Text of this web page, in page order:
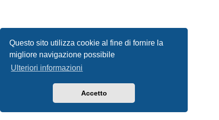
Questo sito utilizza cookie al fine di fornire la
migliore navigazione possibile
Ulteriori informazioni
Accetto